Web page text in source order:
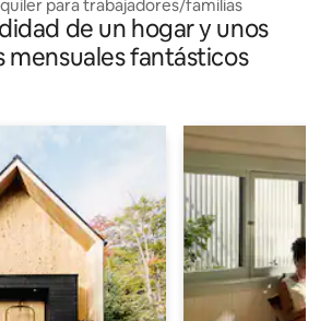
para trabajadores/familias
de un hogar y unos
mensuales fantásticos